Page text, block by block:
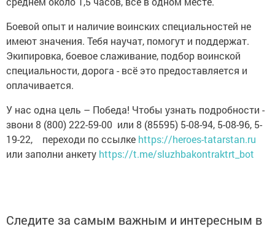
Боевой опыт и наличие воинских специальностей не
имеют значения. Тебя научат, помогут и поддержат.
Экипировка, боевое слаживание, подбор воинской
специальности, дорога - всё это предоставляется и
оплачивается.
У нас одна цель – Победа! Чтобы узнать подробности -
звони 8 (800) 222-59-00 или 8 (85595) 5-08-94, 5-08-96, 5-
19-22, переходи по ссылке https://heroes-tatarstan.ru
или заполни анкету https://t.me/sluzhbakontraktrt_bot
Следите за самым важным и интересным в